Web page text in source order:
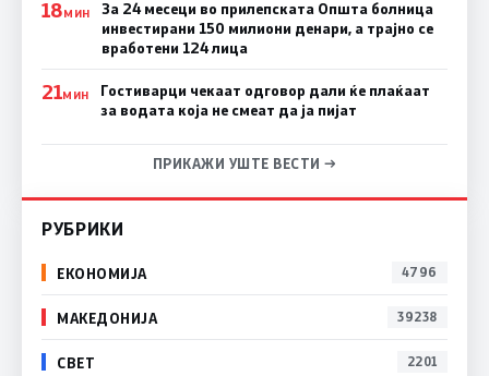
18МИН
За 24 месеци во прилепската Општа болница
инвестирани 150 милиони денари, а трајно се
вработени 124 лица
21МИН
Гостиварци чекаат одговор дали ќе плаќаат
за водата која не смеат да ја пијат
ПРИКАЖИ УШТЕ ВЕСТИ →
РУБРИКИ
ЕКОНОМИЈА 4796
МАКЕДОНИЈА 39238
СВЕТ 2201